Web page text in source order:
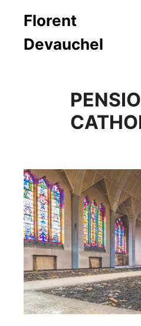
Florent
Devauchel